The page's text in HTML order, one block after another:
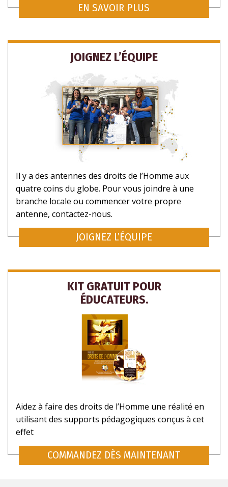
EN SAVOIR PLUS
JOIGNEZ L’ÉQUIPE
Il y a des antennes des droits de l’Homme aux
quatre coins du globe. Pour vous joindre à une
branche locale ou commencer votre propre
antenne, contactez-nous.
JOIGNEZ L’ÉQUIPE
KIT GRATUIT POUR
ÉDUCATEURS.
Aidez à faire des droits de l’Homme une réalité en
utilisant des supports pédagogiques conçus à cet
effet
COMMANDEZ DÈS MAINTENANT